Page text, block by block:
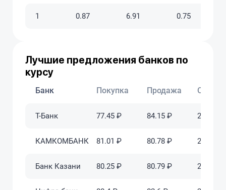
впечатления!
1 0.87 6.91 0.75
Лучшие предложения банков по
курсу
Банк Покупка Продажа
Т-Банк 77.45 ₽ 84.15 ₽ 2025-
КАМКОМБАНК 81.01 ₽ 80.78 ₽ 2025-
Банк Казани 80.25 ₽ 80.79 ₽ 2025-